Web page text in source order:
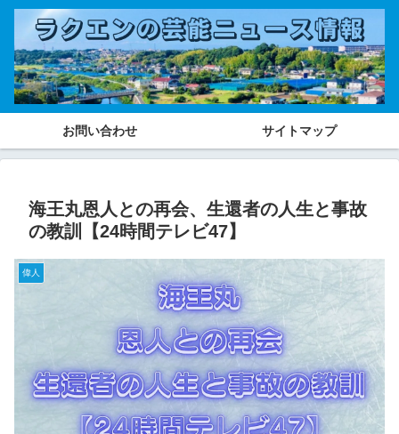
お問い合わせ サイトマップ
海王丸恩人との再会、生還者の人生と事故
の教訓【24時間テレビ47】
偉人